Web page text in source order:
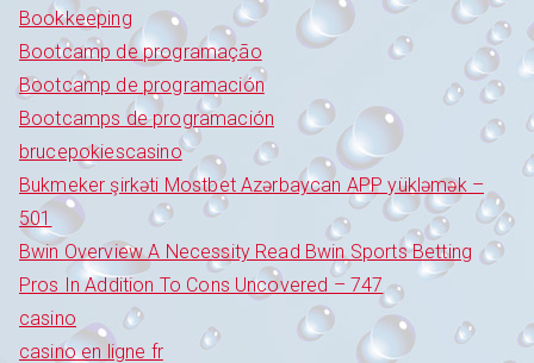
Bookkeeping
Bootcamp de programação
Bootcamp de programación
Bootcamps de programación
brucepokiescasino
Bukmeker şirkəti Mostbet Azərbaycan APP yükləmək –
501
Bwin Overview A Necessity Read Bwin Sports Betting
Pros In Addition To Cons Uncovered – 747
casino
casino en ligne fr